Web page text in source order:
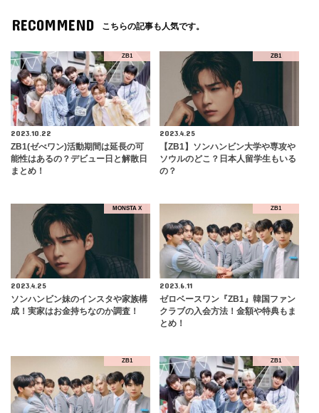
RECOMMEND こちらの記事も人気です。
ZB1
2023.10.22
ZB1(ゼべワン)活動期間は延長の可
能性はあるの？デビュー日と解散日
まとめ！
ZB1
2023.4.25
【ZB1】ソンハンビン大学や専攻や
ソウルのどこ？日本人留学生もいる
の？
MONSTA X
2023.4.25
ソンハンビン妹のインスタや家族構
成！実家はお金持ちなのか調査！
ZB1
2023.6.11
ゼロベースワン『ZB1』韓国ファン
クラブの入会方法！金額や特典もま
とめ！
ZB1 ZB1